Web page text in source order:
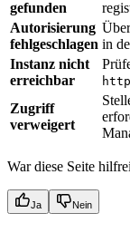
gefunden
Autorisierung
fehlgeschlagen in
Instanz nicht
erreichbar
Zugriff
verweigert
War diese Seite
Ja Nein